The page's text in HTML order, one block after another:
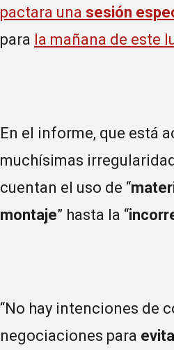
pactara una sesión
para la mañana de este
En el informe, que está
muchísimas
cuentan el uso de “
montaje” hasta la “
“No hay intenciones de
negociaciones para